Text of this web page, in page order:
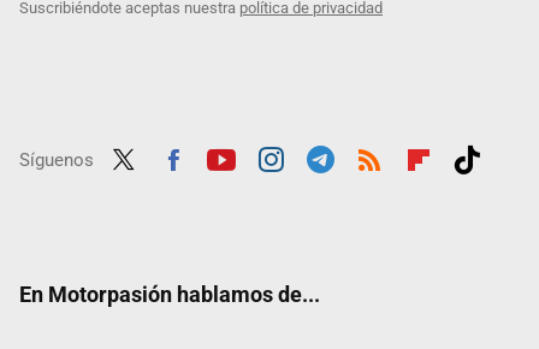
Suscribiéndote aceptas nuestra política de privacidad
Síguenos
En Motorpasión hablamos de...